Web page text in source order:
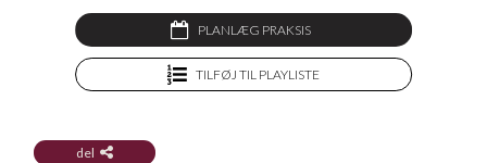
del
PLANLÆG PRAKSIS
TILFØJ TIL PLAYLISTE
åndedræt'. Pranayama er den bevidste kontrol eller
fastholdelse af åndedrættet. Vejrtrækningen er normalt
en ubevidst handling. Gennem pranayama lærer man at
styre åndedrættet på en måde, der bringer harmoni i
krop, sind og sjæl. Der er mange former for pranayama
meditation og yoga.